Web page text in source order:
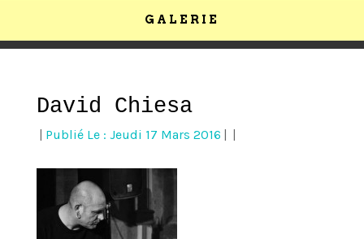
GALERIE
David Chiesa
Publié Le : Jeudi 17 Mars 2016